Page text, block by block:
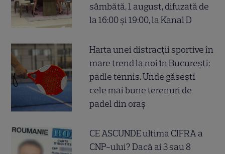
sâmbătă, 1 august, difuzată de
la 16:00 și 19:00, la Kanal D
Harta unei distracții sportive în
mare trend la noi în București:
padle tennis. Unde găsești
cele mai bune terenuri de
padel din oraș
CE ASCUNDE ultima CIFRA a
CNP-ului? Dacă ai 3 sau 8